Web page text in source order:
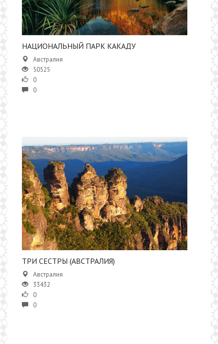
НАЦИОНАЛЬНЫЙ ПАРК КАКАДУ
Австралия
50525
0
0
ТРИ СЕСТРЫ (АВСТРАЛИЯ)
Австралия
33432
0
0